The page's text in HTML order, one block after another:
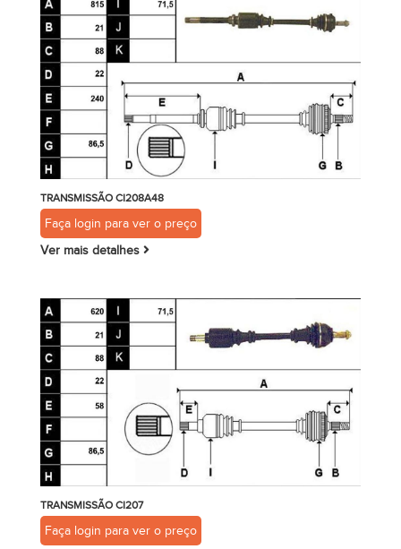
TRANSMISSÃO CI208A48
Faça login para ver o preço
Ver mais detalhes
TRANSMISSÃO CI207
Faça login para ver o preço